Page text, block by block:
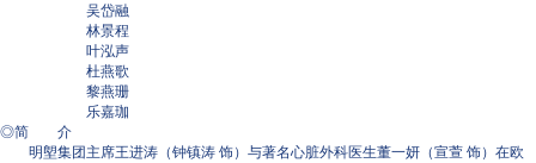
吴岱融
林景程
叶泓声
杜燕歌
黎燕珊
乐嘉珈
◎简 介
明塱集团主席王进涛（钟镇涛 饰）与著名心脏外科医生董一妍（宣萱 饰）在欧